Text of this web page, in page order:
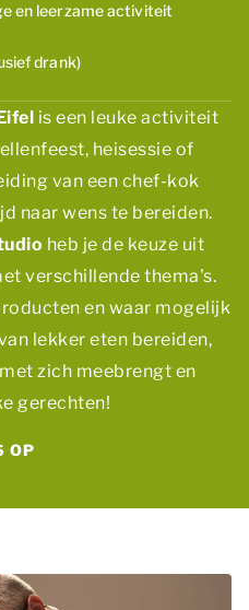
en leerzame activiteit
drank)
is een leuke activiteit
heisessie of
van een chef-kok
naar wens te bereiden.
heb je de keuze uit
verschillende thema's.
en waar mogelijk
lekker eten bereiden,
zich meebrengt en
gerechten!
OP